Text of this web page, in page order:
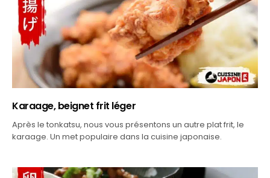
Karaage, beignet frit léger
Après le tonkatsu, nous vous présentons un autre plat frit, le
karaage. Un met populaire dans la cuisine japonaise.